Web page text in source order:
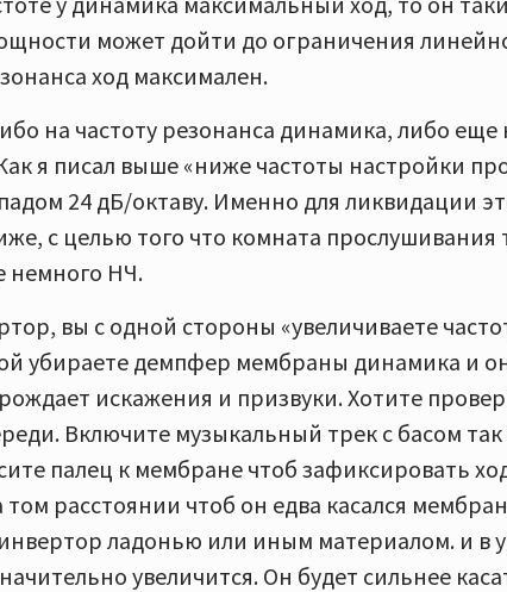
может дойти до ограничения
ход максимален.
на частоту резонанса динамика, либо еще
я писал выше «ниже частоты настройки
24 дБ/октаву. Именно для ликвидации
с целью того что комната прослушивания
немного НЧ.
вы с одной стороны «увеличиваете
убираете демпфер мембраны динамика и
искажения и призвуки. Хотите
Включите музыкальный трек с басом так
палец к мембране чтоб зафиксировать
расстоянии чтоб он едва касался
ладонью или иным материалом. и в
увеличится. Он будет сильнее